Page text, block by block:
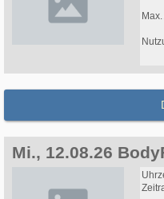
Mi., 12.08.26